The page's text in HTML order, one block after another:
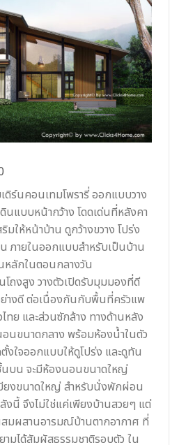
ดิร์นคอนเทมโพรารี่ ออกแบบวาง
แบบหน้ากว้าง โดดเด่นที่หลังคา
ให้หน้าบ้าน ดูกว้างขวาง โปร่ง
ภายในออกแบบสำหรับเป็นบ้าน
ลักในตอนกลางวัน
โถงสูง วางตัวเปิดรับมุมมองที่ดี
ย่างดี ต่อเนื่องกันกับพื้นที่ครัวแพ
ทย และส่วนซักล้าง ทางด้านหลัง
นขนาดกลาง พร้อมห้องน้ำในตัว
ใจออกแบบให้ดูโปร่ง และดูทัน
นบน จะมีห้องนอนขนาดใหญ่
ยงขนาดใหญ่ สำหรับนั่งพักผ่อน
งนี้ จึงไม่ใช่แค่เพียงบ้านสวยๆ แต่
สมผสานอารมณ์บ้านตากอากาศ ที่
มได้สัมผัสธรรมชาติรอบตัว ใน